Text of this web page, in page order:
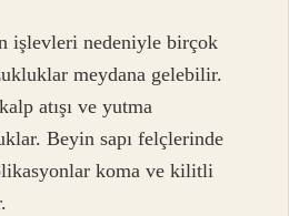
işlevleri nedeniyle birçok
meydana gelebilir.
atışı ve yutma
Beyin sapı felçlerinde
koma ve kilitli